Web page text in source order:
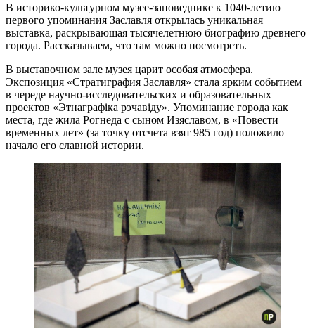
В историко-культурном музее-заповеднике к 1040-летию
первого упоминания Заславля открылась уникальная
выставка, раскрывающая тысячелетнюю биографию древнего
города. Рассказываем, что там можно посмотреть.
В выставочном зале музея царит особая атмосфера.
Экспозиция «Стратиграфия Заславля» стала ярким событием
в череде научно-исследовательских и образовательных
проектов «Этнаграфіка рэчавіду». Упоминание города как
места, где жила Рогнеда с сыном Изяславом, в «Повести
временных лет» (за точку отсчета взят 985 год) положило
начало его славной истории.